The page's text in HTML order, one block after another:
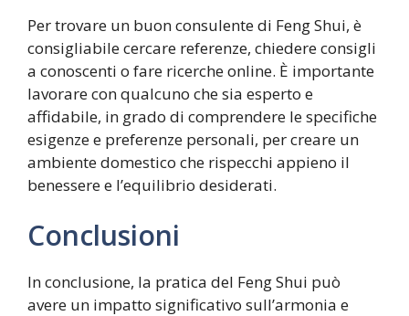
Per trovare un buon consulente di Feng Shui, è
consigliabile cercare referenze, chiedere consigli
a conoscenti o fare ricerche online. È importante
lavorare con qualcuno che sia esperto e
affidabile, in grado di comprendere le specifiche
esigenze e preferenze personali, per creare un
ambiente domestico che rispecchi appieno il
benessere e l’equilibrio desiderati.
Conclusioni
In conclusione, la pratica del Feng Shui può
avere un impatto significativo sull’armonia e